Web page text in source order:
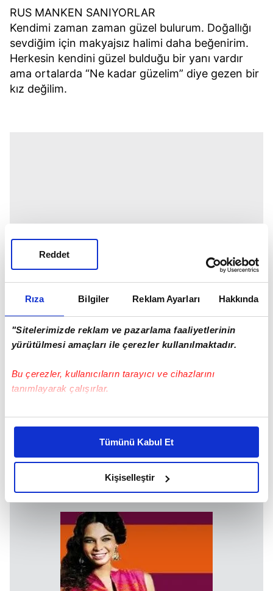
Rıza Bilgiler Reklam Ayarları Hakkında
"Sitelerimizde reklam ve pazarlama faaliyetlerinin
yürütülmesi amaçları ile çerezler kullanılmaktadır.
Bu çerezler, kullanıcıların tarayıcı ve cihazlarını
tanımlayarak çalışırlar.
Bu çerezlere izin vermeniz halinde sizlere özel
daha iyi reklam deneyimi yaşatabiliriz. Bunu yaparken
amacımızın size daha iyi bir reklam deneyimi sunmak
olduğunu ve sizlere en iyi içerikleri sunabilmek adına
elimizden gelen çabayı gösterdiğimizi ve bu noktada,
reklamların maliyetlerimizi karşılamak noktasında tek gelir
kalemimiz olduğunu sizlere hatırlatmak isteriz.
Her halükârda, kullanıcılar, bu çerezlere izin vermedikleri
takdirde, kullanıcılara hedefli reklamlar
gösterilmeyecektir."
Tümünü Kabul Et
Kişiselleştir
Reddet
RUS MANKEN SANIYORLAR
Kendimi zaman zaman güzel bulurum. Doğallığı
sevdiğim için makyajsız halimi daha beğenirim.
Herkesin kendini güzel bulduğu bir yanı vardır
ama ortalarda “Ne kadar güzelim” diye gezen bir
kız değilim.